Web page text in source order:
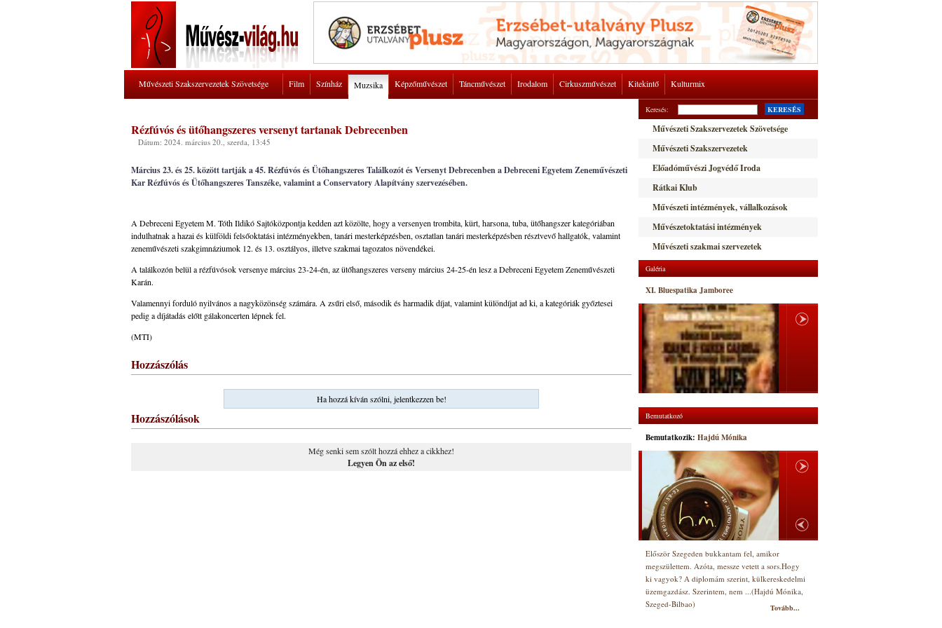
Művészeti Szakszervezetek Szövetsége Film Színház Muzsika Képzőművészet Táncművészet Irodalom Cirkuszművészet Kitekintő Kulturmix
Rézfúvós és ütőhangszeres versenyt tartanak Debrecenben
Dátum: 2024. március 20., szerda, 13:45
Március 23. és 25. között tartják a 45. Rézfúvós és Ütőhangszeres Találkozót és Versenyt Debrecenben a Debreceni Egyetem Zeneművészeti
Kar Rézfúvós és Ütőhangszeres Tanszéke, valamint a Conservatory Alapítvány szervezésében.
A Debreceni Egyetem M. Tóth Ildikó Sajtóközpontja kedden azt közölte, hogy a versenyen trombita, kürt, harsona, tuba, ütőhangszer kategóriában
indulhatnak a hazai és külföldi felsőoktatási intézményekben, tanári mesterképzésben, osztatlan tanári mesterképzésben résztvevő hallgatók, valamint
zeneművészeti szakgimnáziumok 12. és 13. osztályos, illetve szakmai tagozatos növendékei.
A találkozón belül a rézfúvósok versenye március 23-24-én, az ütőhangszeres verseny március 24-25-én lesz a Debreceni Egyetem Zeneművészeti
Karán.
Valamennyi forduló nyilvános a nagyközönség számára. A zsűri első, második és harmadik díjat, valamint különdíjat ad ki, a kategóriák győztesei
pedig a díjátadás előtt gálakoncerten lépnek fel.
(MTI)
Hozzászólás
Ha hozzá kíván szólni, jelentkezzen be!
Hozzászólások
Még senki sem szólt hozzá ehhez a cikkhez!
Legyen Ön az első!
Keresés: KERESÉS
Művészeti Szakszervezetek Szövetsége
Művészeti Szakszervezetek
Előadóművészi Jogvédő Iroda
Rátkai Klub
Művészeti intézmények, vállalkozások
Művészetoktatási intézmények
Művészeti szakmai szervezetek
Galéria
XI. Bluespatika Jamboree
Bemutatkozó
Bemutatkozik: Hajdú Mónika
Először Szegeden bukkantam fel, amikor
megszülettem. Azóta, messze vetett a sors.Hogy
ki vagyok? A diplomám szerint, külkereskedelmi
üzemgazdász. Szerintem, nem ...(Hajdú Mónika,
Szeged-Bilbao)
Tovább...